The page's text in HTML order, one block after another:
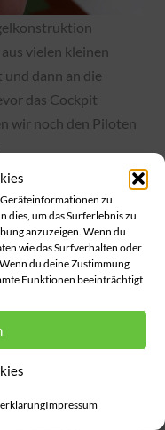
zu
um das Surferlebnis zu
anzuzeigen. Wenn du
wie das Surfverhalten oder
du deine Zustimmung
Funktionen beeinträchtigt
Impressum
vielen kleinen
und dann an die
das Cockpit
wir noch den Piloten